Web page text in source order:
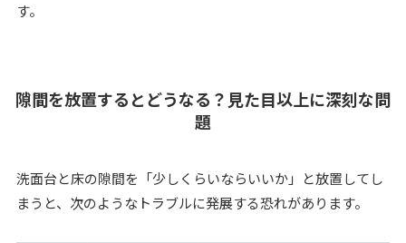
す。
隙間を放置するとどうなる？見た目以上に深刻な問
題
洗面台と床の隙間を「少しくらいならいいか」と放置してし
まうと、次のようなトラブルに発展する恐れがあります。